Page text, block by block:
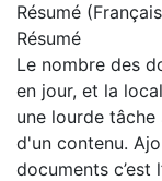
Résumé
Résumé
Le nombre des
en jour, et la
une lourde
d'un contenu.
documents c’est